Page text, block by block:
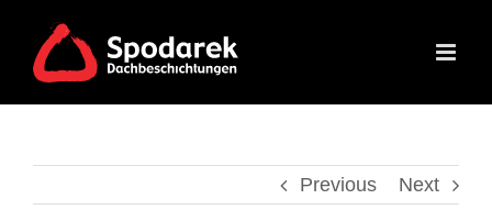
content
Previous Next